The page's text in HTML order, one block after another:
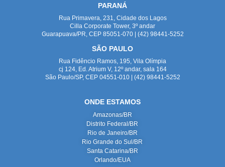
PARANÁ
Rua Primavera, 231, Cidade dos Lagos
Cilla Corporate Tower, 3º andar
Guarapuava/PR, CEP 85051-070 | (42) 98441-5252
SÃO PAULO
Rua Fidêncio Ramos, 195, Vila Olímpia
cj 124, Ed. Atrium V, 12º andar, sala 164
São Paulo/SP, CEP 04551-010 | (42) 98441-5252
ONDE ESTAMOS
Amazonas/BR
Distrito Federal/BR
Rio de Janeiro/BR
Rio Grande do Sul/BR
Santa Catarina/BR
Orlando/EUA